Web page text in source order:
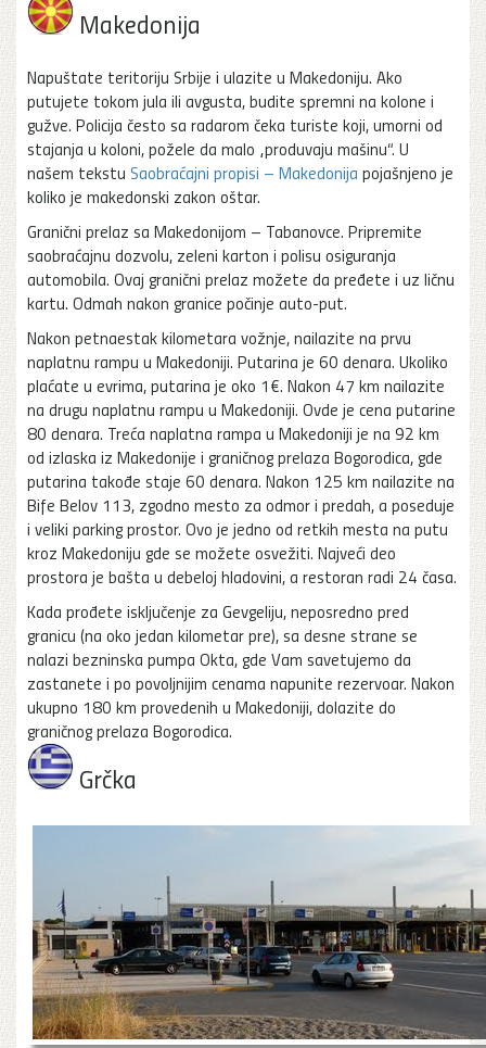
Makedonija
Napuštate teritoriju Srbije i ulazite u Makedoniju. Ako
putujete tokom jula ili avgusta, budite spremni na kolone i
gužve. Policija često sa radarom čeka turiste koji, umorni od
stajanja u koloni, požele da malo „produvaju mašinu“. U
našem tekstu Saobraćajni propisi – Makedonija pojašnjeno je
koliko je makedonski zakon oštar.
Granični prelaz sa Makedonijom – Tabanovce. Pripremite
saobraćajnu dozvolu, zeleni karton i polisu osiguranja
automobila. Ovaj granični prelaz možete da pređete i uz ličnu
kartu. Odmah nakon granice počinje auto-put.
Nakon petnaestak kilometara vožnje, nailazite na prvu
naplatnu rampu u Makedoniji. Putarina je 60 denara. Ukoliko
plaćate u evrima, putarina je oko 1€. Nakon 47 km nailazite
na drugu naplatnu rampu u Makedoniji. Ovde je cena putarine
80 denara. Treća naplatna rampa u Makedoniji je na 92 km
od izlaska iz Makedonije i graničnog prelaza Bogorodica, gde
putarina takođe staje 60 denara. Nakon 125 km nailazite na
Bife Belov 113, zgodno mesto za odmor i predah, a poseduje
i veliki parking prostor. Ovo je jedno od retkih mesta na putu
kroz Makedoniju gde se možete osvežiti. Najveći deo
prostora je bašta u debeloj hladovini, a restoran radi 24 časa.
Kada prođete isključenje za Gevgeliju, neposredno pred
granicu (na oko jedan kilometar pre), sa desne strane se
nalazi bezninska pumpa Okta, gde Vam savetujemo da
zastanete i po povoljnijim cenama napunite rezervoar. Nakon
ukupno 180 km provedenih u Makedoniji, dolazite do
graničnog prelaza Bogorodica.
Grčka